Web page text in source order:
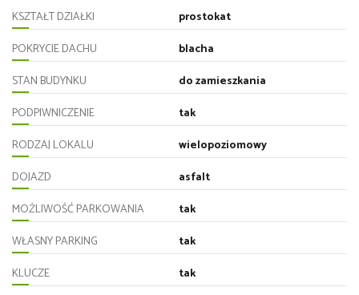
KSZTAŁT DZIAŁKI
prostokat
POKRYCIE DACHU
blacha
STAN BUDYNKU
do zamieszkania
PODPIWNICZENIE
tak
RODZAJ LOKALU
wielopoziomowy
DOJAZD
asfalt
MOŻLIWOŚĆ PARKOWANIA
tak
WŁASNY PARKING
tak
KLUCZE
tak